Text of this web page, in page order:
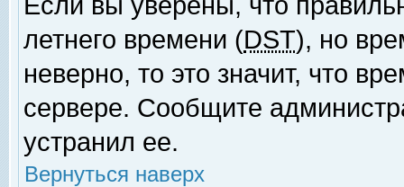
летнего времени (DST), но
неверно, то это значит, что
сервере. Сообщите
устранил ее.
Вернуться наверх